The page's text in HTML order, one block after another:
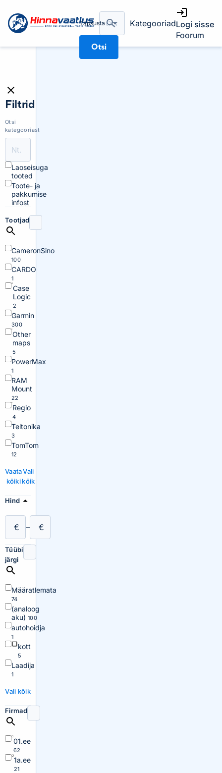
Täpsusta
Otsi
KategooriadLogi sisse
Foorum
Filtrid
Otsi
kategooriast
Laoseisuga
tooted
Toote- ja
pakkumise
infost
Tootjad
CameronSino
100
CARDO
1
Case
Logic
2
Garmin
300
Other
maps
5
PowerMax
1
RAM
Mount
22
Regio
4
Teltonika
3
TomTom
12
Vaata
kõiki
Vali
kõik
Hind
€ – €
Tüübi
järgi
Määratlemata
74
(analoog
aku) 100
autohoidja
1
kott
5
Laadija
1
Vali kõik
Firmad
01.ee
62
1a.ee
21